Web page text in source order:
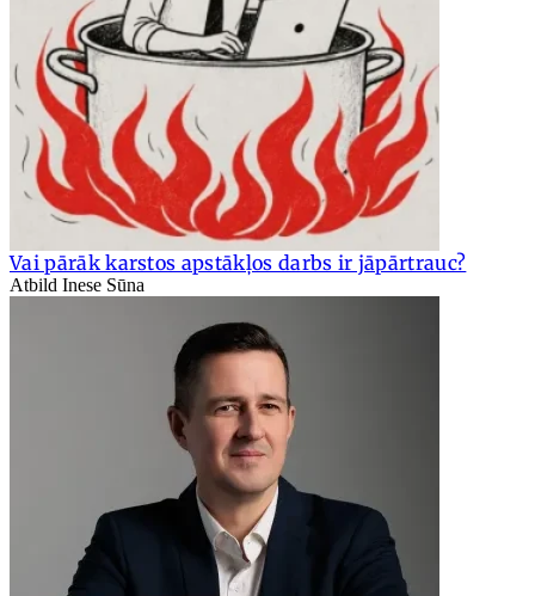
Vai pārāk karstos apstākļos darbs ir jāpārtrauc?
Atbild Inese Sūna